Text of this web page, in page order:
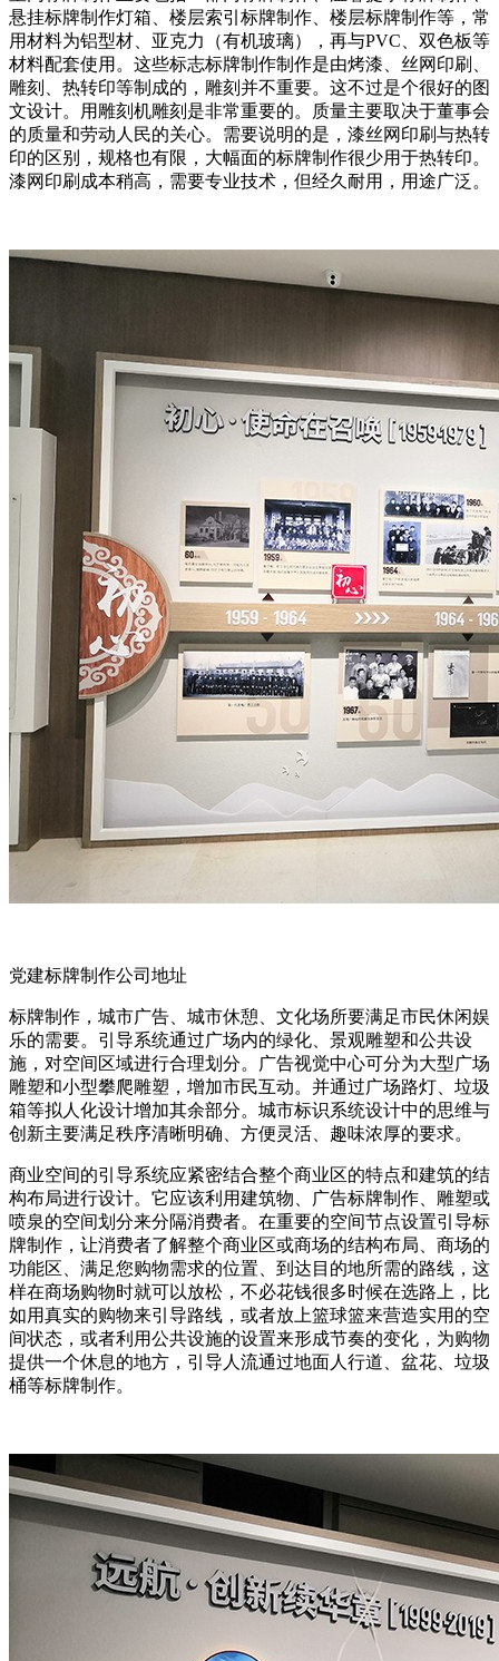
悬挂标牌制作灯箱、楼层索引标牌制作、楼层标牌制作等，常
用材料为铝型材、亚克力（有机玻璃），再与PVC、双色板等
材料配套使用。这些标志标牌制作制作是由烤漆、丝网印刷、
雕刻、热转印等制成的，雕刻并不重要。这不过是个很好的图
文设计。用雕刻机雕刻是非常重要的。质量主要取决于董事会
的质量和劳动人民的关心。需要说明的是，漆丝网印刷与热转
印的区别，规格也有限，大幅面的标牌制作很少用于热转印。
漆网印刷成本稍高，需要专业技术，但经久耐用，用途广泛。
党建标牌制作公司地址
标牌制作，城市广告、城市休憩、文化场所要满足市民休闲娱
乐的需要。引导系统通过广场内的绿化、景观雕塑和公共设
施，对空间区域进行合理划分。广告视觉中心可分为大型广场
雕塑和小型攀爬雕塑，增加市民互动。并通过广场路灯、垃圾
箱等拟人化设计增加其余部分。城市标识系统设计中的思维与
创新主要满足秩序清晰明确、方便灵活、趣味浓厚的要求。
商业空间的引导系统应紧密结合整个商业区的特点和建筑的结
构布局进行设计。它应该利用建筑物、广告标牌制作、雕塑或
喷泉的空间划分来分隔消费者。在重要的空间节点设置引导标
牌制作，让消费者了解整个商业区或商场的结构布局、商场的
功能区、满足您购物需求的位置、到达目的地所需的路线，这
样在商场购物时就可以放松，不必花钱很多时候在选路上，比
如用真实的购物来引导路线，或者放上篮球篮来营造实用的空
间状态，或者利用公共设施的设置来形成节奏的变化，为购物
提供一个休息的地方，引导人流通过地面人行道、盆花、垃圾
桶等标牌制作。